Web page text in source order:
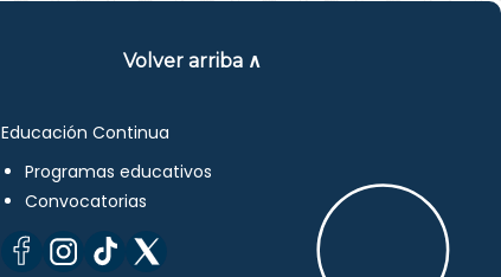
Volver arriba ∧
Educación Continua
Programas educativos
Convocatorias